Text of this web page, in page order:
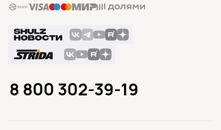
8 800 302-39-19